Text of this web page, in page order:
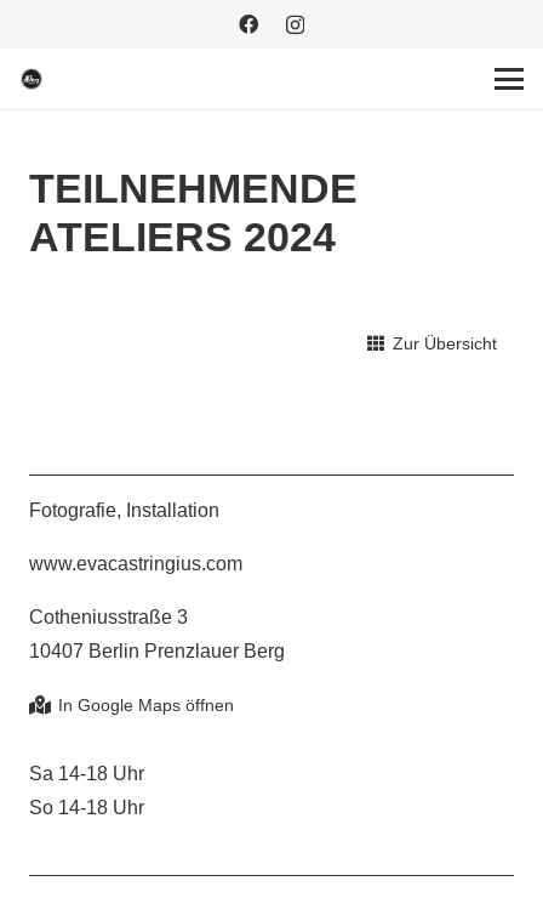
TEILNEHMENDE
ATELIERS 2024
Zur Übersicht
Fotografie, Installation
www.evacastringius.com
Cotheniusstraße 3
10407 Berlin Prenzlauer Berg
Sa 14-18 Uhr
So 14-18 Uhr